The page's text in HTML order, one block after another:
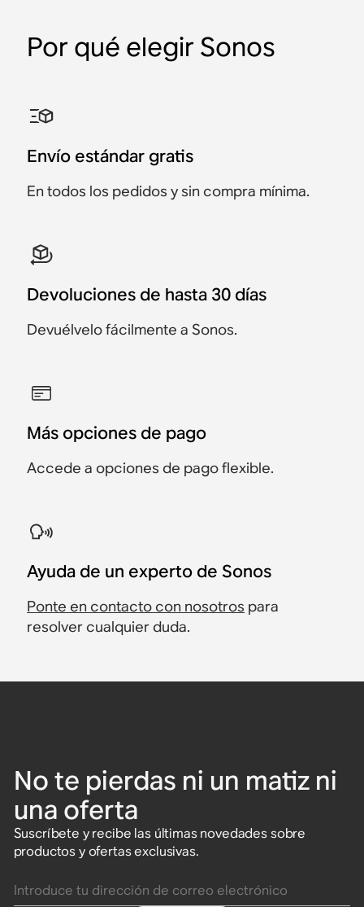
Por qué elegir Sonos
Envío estándar gratis
En todos los pedidos y sin compra mínima.
Devoluciones de hasta 30 días
Devuélvelo fácilmente a Sonos.
Más opciones de pago
Accede a opciones de pago flexible.
Ayuda de un experto de Sonos
Ponte en contacto con nosotros para
resolver cualquier duda.
No te pierdas ni un matiz ni
una oferta
Suscríbete y recibe las últimas novedades sobre
productos y ofertas exclusivas.